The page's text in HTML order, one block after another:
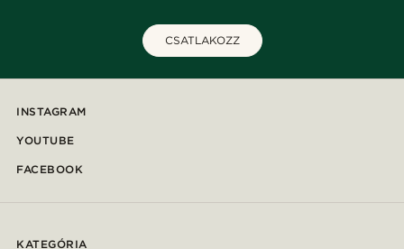
CSATLAKOZZ
INSTAGRAM
YOUTUBE
FACEBOOK
KATEGÓRIA